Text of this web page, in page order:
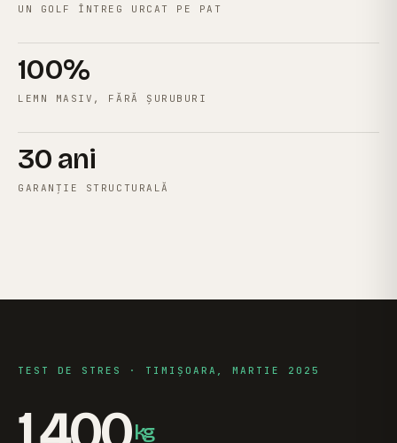
UN GOLF ÎNTREG URCAT PE PAT
100%
LEMN MASIV, FĂRĂ ȘURUBURI
30 ani
GARANȚIE STRUCTURALĂ
TEST DE STRES · TIMIȘOARA, MARTIE 2025
kg